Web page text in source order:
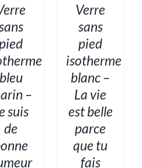
pied
bleu
–
suis
de
DÉTAILSVerre
sans
pied
isotherme
blanc –
La vie
est belle
parce
que tu
fais